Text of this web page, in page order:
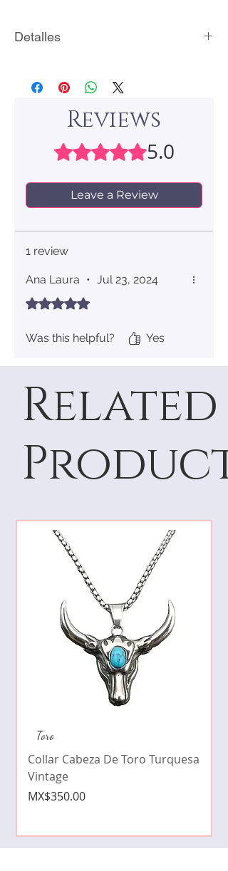
Detalles
Medidas: 4.0 x 4.0 cm
Empaque: bolsita de terciopelo
Reviews
Rated 5 out of 5 stars.5.0
Leave a Review
1 review
Ana Laura • Jul 23, 2024
Rated 5 out of 5 stars.
Was this helpful? Yes
Related
Products
Toro
Collar Cabeza De Toro Turquesa
Vintage
Price
MX$350.00